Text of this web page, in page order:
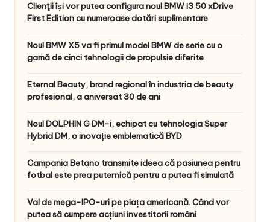
Clienţii își vor putea configura noul BMW i3 50 xDrive
First Edition cu numeroase dotări suplimentare
Noul BMW X5 va fi primul model BMW de serie cu o
gamă de cinci tehnologii de propulsie diferite
Eternal Beauty, brand regional în industria de beauty
profesional, a aniversat 30 de ani
Noul DOLPHIN G DM-i, echipat cu tehnologia Super
Hybrid DM, o inovație emblematică BYD
Campania Betano transmite ideea că pasiunea pentru
fotbal este prea puternică pentru a putea fi simulată
Val de mega-IPO-uri pe piața americană. Când vor
putea să cumpere acțiuni investitorii români